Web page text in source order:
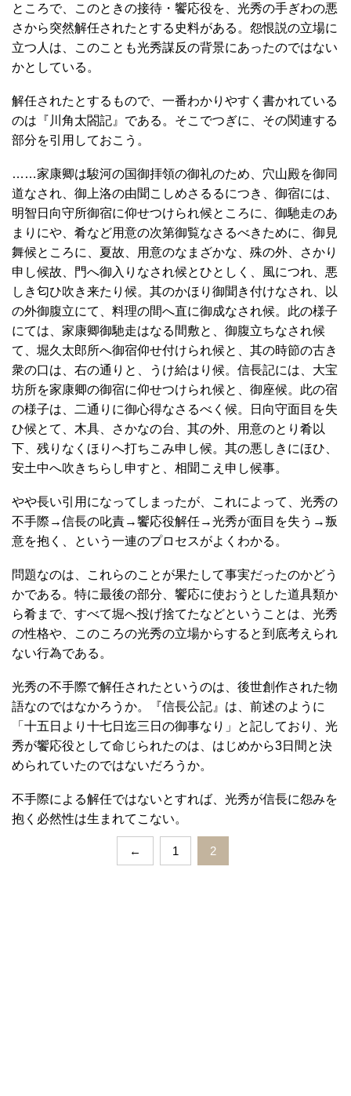
ところで、このときの接待・饗応役を、光秀の手ぎわの悪
さから突然解任されたとする史料がある。怨恨説の立場に
立つ人は、このことも光秀謀反の背景にあったのではない
かとしている。
解任されたとするもので、一番わかりやすく書かれている
のは『川角太閤記』である。そこでつぎに、その関連する
部分を引用しておこう。
……家康卿は駿河の国御拝領の御礼のため、穴山殿を御同
道なされ、御上洛の由聞こしめさるるにつき、御宿には、
明智日向守所御宿に仰せつけられ候ところに、御馳走のあ
まりにや、肴など用意の次第御覧なさるべきために、御見
舞候ところに、夏故、用意のなまざかな、殊の外、さかり
申し候故、門へ御入りなされ候とひとしく、風につれ、悪
しき匂ひ吹き来たり候。其のかほり御聞き付けなされ、以
の外御腹立にて、料理の間へ直に御成なされ候。此の様子
にては、家康卿御馳走はなる間敷と、御腹立ちなされ候
て、堀久太郎所へ御宿仰せ付けられ候と、其の時節の古き
衆の口は、右の通りと、うけ給はり候。信長記には、大宝
坊所を家康卿の御宿に仰せつけられ候と、御座候。此の宿
の様子は、二通りに御心得なさるべく候。日向守面目を失
ひ候とて、木具、さかなの台、其の外、用意のとり肴以
下、残りなくほりへ打ちこみ申し候。其の悪しきにほひ、
安土中へ吹きちらし申すと、相聞こえ申し候事。
やや長い引用になってしまったが、これによって、光秀の
不手際→信長の叱責→饗応役解任→光秀が面目を失う→叛
意を抱く、という一連のプロセスがよくわかる。
問題なのは、これらのことが果たして事実だったのかどう
かである。特に最後の部分、饗応に使おうとした道具類か
ら肴まで、すべて堀へ投げ捨てたなどということは、光秀
の性格や、このころの光秀の立場からすると到底考えられ
ない行為である。
光秀の不手際で解任されたというのは、後世創作された物
語なのではなかろうか。『信長公記』は、前述のように
「十五日より十七日迄三日の御事なり」と記しており、光
秀が饗応役として命じられたのは、はじめから3日間と決
められていたのではないだろうか。
不手際による解任ではないとすれば、光秀が信長に怨みを
抱く必然性は生まれてこない。
← 1 2